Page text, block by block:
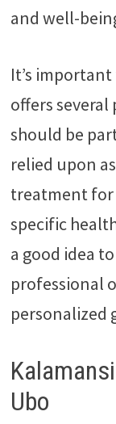
and well-
It’s
offers
should be
relied upon
treatment for
specific
a good idea
professional
personalized
Ubo